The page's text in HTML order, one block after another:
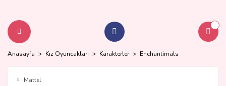
Anasayfa Kız Oyuncakları Karakterler Enchantimals
Mattel